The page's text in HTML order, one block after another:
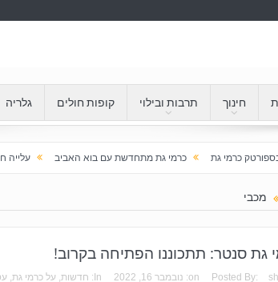
חינוך תרבות ובילוי קופות חולים גלריה
כרמי גת מתחדשת עם בוא האביב עלייה חדה במחירי הדירות בכרמי גת:
מכבי
גת סנטר: תתכוננו הפתיחה בקרוב!
Posted By:
on: נובמבר 16, 2022 In: חדשות, על כרמי גת,